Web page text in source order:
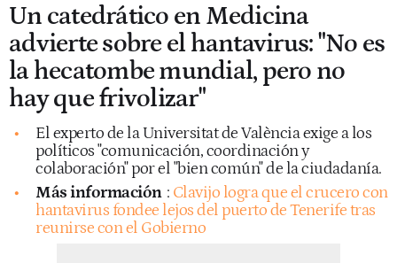
Un catedrático en Medicina
advierte sobre el hantavirus: "No es
la hecatombe mundial, pero no
hay que frivolizar"
El experto de la Universitat de València exige a los
políticos "comunicación, coordinación y
colaboración" por el "bien común" de la ciudadanía.
Más información : Clavijo logra que el crucero con
hantavirus fondee lejos del puerto de Tenerife tras
reunirse con el Gobierno